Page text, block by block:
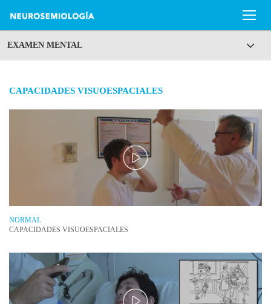
EXAMEN MENTAL
CAPACIDADES VISUOESPACIALES
NORMAL
CAPACIDADES VISUOESPACIALES